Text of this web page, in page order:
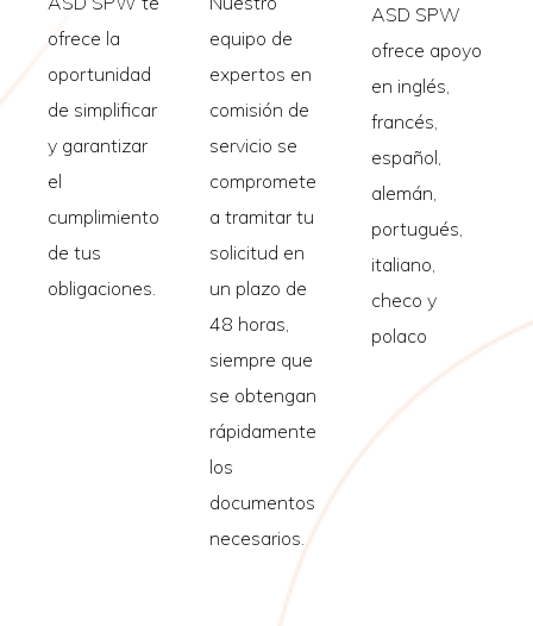
ofrece la
oportunidad
de simplificar
y garantizar
el
cumplimiento
de tus
obligaciones.
equipo de
expertos en
comisión de
servicio se
compromete
a tramitar tu
solicitud en
un plazo de
48 horas,
siempre que
se obtengan
rápidamente
los
documentos
necesarios.
ASD SPW
ofrece apoyo
en inglés,
francés,
español,
alemán,
portugués,
italiano,
checo y
polaco